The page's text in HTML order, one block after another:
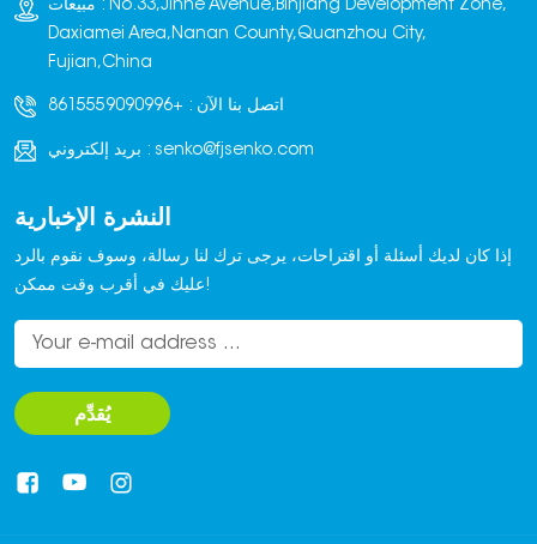
مبيعات : No.33,Jinhe Avenue,Binjiang Development Zone,
Daxiamei Area,Nanan County,Quanzhou City,
Fujian,China
اتصل بنا الآن : +8615559090996
بريد إلكتروني : senko@fjsenko.com
النشرة الإخبارية
إذا كان لديك أسئلة أو اقتراحات، يرجى ترك لنا رسالة، وسوف نقوم بالرد
عليك في أقرب وقت ممكن!
يُقدِّم